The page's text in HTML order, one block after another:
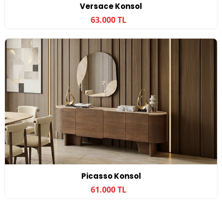
Versace Konsol
63.000 TL
Picasso Konsol
61.000 TL